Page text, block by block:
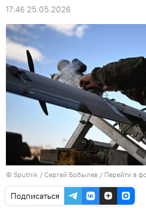
17:46 25.05.2026
© Sputnik / Сергей Бобылев / Перейти в
Подписаться